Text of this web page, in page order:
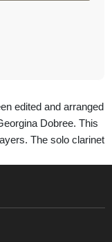
edited and arranged
Dobree. This
The solo clarinet